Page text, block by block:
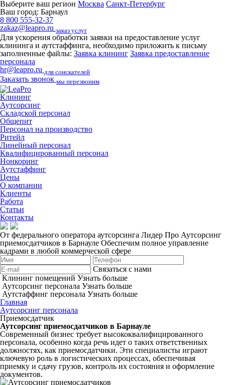
Выберите ваш регион Москва Санкт-Петербург
Ваш город: Барнаул
8 800 555-32-37
zakaz@leapro.ru заказ услуг
Для ускорения обработки заявки на предоставление услуг
клининга и аутстаффинга, необходимо приложить к письму
заполненные файлы: Заявка клининг Заявка предоставление
персонала
hr@leapro.ru для соискателей
Заказать звонок мы перезвоним
Клининг
Аутсорсинг
Складской персонал
Общепит
Персонал на производство
Ритейл
Линейный персонал
Квалифицированный персонал
Нонкоринг
Аутстаффинг
Цены
О компании
Клиенты
Работа
Статьи
Контакты
От федерального оператора аутсорсинга Лидер Про Аутсорсинг
приемосдатчиков в Барнауле Обеспечим полное управление
кадрами в любой коммерческой сфере
Связаться с нами
Клининг помещений Узнать больше
Аутсорсинг персонала Узнать больше
Аутстаффинг персонала Узнать больше
Главная
Аутсорсинг персонала
Приемосдатчик
Аутсорсинг приемосдатчиков в Барнауле
Современный бизнес требует высококвалифицированного
персонала, особенно когда речь идет о таких ответственных
должностях, как приемосдатчики. Эти специалисты играют
ключевую роль в логистических процессах, обеспечивая
приемку и сдачу грузов, контроль их состояния и оформление
документов.